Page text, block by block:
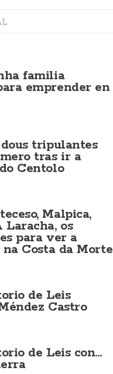
familia
emprender en
tripulantes
tras ir a
Centolo
Malpica,
os
para ver a
Costa da Morte
de Leis
Castro
de Leis con...